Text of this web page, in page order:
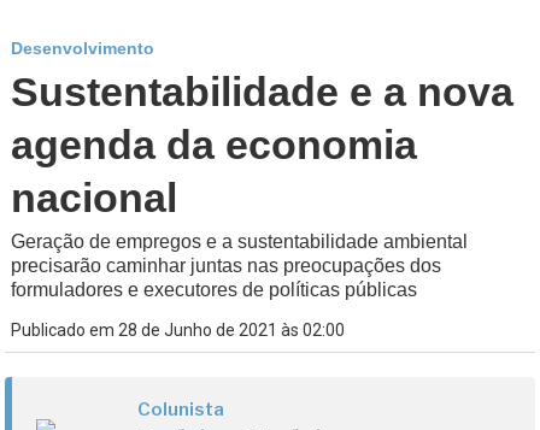
Desenvolvimento
Sustentabilidade e a nova
agenda da economia
nacional
Geração de empregos e a sustentabilidade ambiental
precisarão caminhar juntas nas preocupações dos
formuladores e executores de políticas públicas
Publicado em 28 de Junho de 2021 às 02:00
Colunista